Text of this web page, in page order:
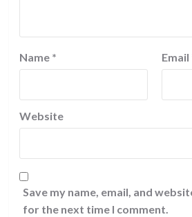
Name * Email
Website
Save my name, email, and
for the next time I comment.